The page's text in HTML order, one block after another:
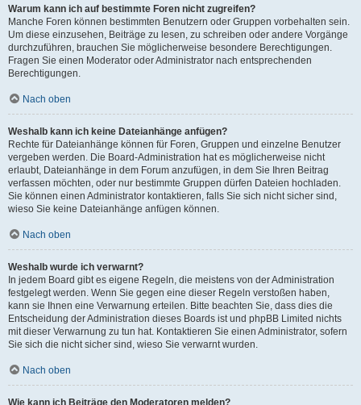
Warum kann ich auf bestimmte Foren nicht zugreifen?
Manche Foren können bestimmten Benutzern oder Gruppen vorbehalten sein.
Um diese einzusehen, Beiträge zu lesen, zu schreiben oder andere Vorgänge
durchzuführen, brauchen Sie möglicherweise besondere Berechtigungen.
Fragen Sie einen Moderator oder Administrator nach entsprechenden
Berechtigungen.
Nach oben
Weshalb kann ich keine Dateianhänge anfügen?
Rechte für Dateianhänge können für Foren, Gruppen und einzelne Benutzer
vergeben werden. Die Board-Administration hat es möglicherweise nicht
erlaubt, Dateianhänge in dem Forum anzufügen, in dem Sie Ihren Beitrag
verfassen möchten, oder nur bestimmte Gruppen dürfen Dateien hochladen.
Sie können einen Administrator kontaktieren, falls Sie sich nicht sicher sind,
wieso Sie keine Dateianhänge anfügen können.
Nach oben
Weshalb wurde ich verwarnt?
In jedem Board gibt es eigene Regeln, die meistens von der Administration
festgelegt werden. Wenn Sie gegen eine dieser Regeln verstoßen haben,
kann sie Ihnen eine Verwarnung erteilen. Bitte beachten Sie, dass dies die
Entscheidung der Administration dieses Boards ist und phpBB Limited nichts
mit dieser Verwarnung zu tun hat. Kontaktieren Sie einen Administrator, sofern
Sie sich die nicht sicher sind, wieso Sie verwarnt wurden.
Nach oben
Wie kann ich Beiträge den Moderatoren melden?